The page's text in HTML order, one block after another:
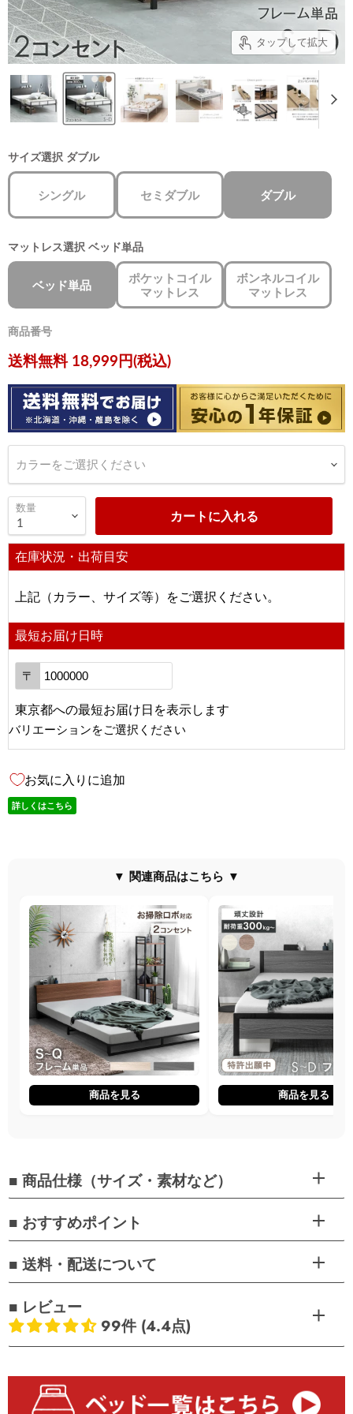
タップして拡大
サイズ選択 ダブル
シングル セミダブル ダブル
マットレス選択 ベッド単品
ベッド単品
ポケットコイル
マットレス
ボンネルコイル
マットレス
商品番号
現在の価格
送料無料 18,999円(税込)
カラーをご選択ください
数量
カートに入れる
在庫状況・出荷目安
上記（カラー、サイズ等）をご選択ください。
最短お届け日時
〒
東京都への最短お届け日を表示します
バリエーションをご選択ください
お気に入りに追加
詳しくはこちら
▼ 関連商品はこちら ▼
商品を見る 商品を見る
■ 商品仕様（サイズ・素材など）
■ おすすめポイント
■ 送料・配送について
■ レビュー
99件 (4.4点)
お客様のレビュー
5つ星中4.44つ星